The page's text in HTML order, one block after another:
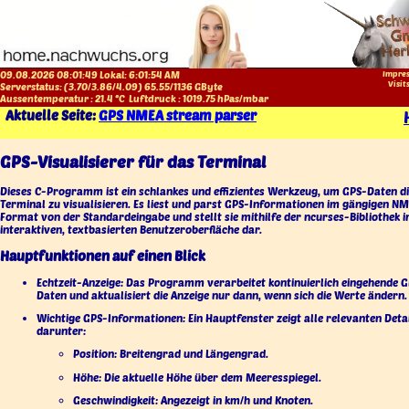
09.08.2026 08:01:49 Lokal:6:01:55 AM
Serverstatus: (3.70/3.86/4.09)65.55/1136GByte
Aussentemperatur :21.4 °C Luftdruck :1019.75hPas/mbar
Aktuelle Seite:GPS NMEA stream parser
GPS-Visualisierer für das Terminal
Dieses C-Programm ist ein schlankes und effizientes Werkzeug, um GPS-Daten
Terminal zu visualisieren. Es liest und parst GPS-Informationen im gängigen
Format von der Standardeingabe und stellt sie mithilfe der ncurses-Bibliothek
interaktiven, textbasierten Benutzeroberfläche dar.
Hauptfunktionen auf einen Blick
Echtzeit-Anzeige: Das Programm verarbeitet kontinuierlich eingehende
Daten und aktualisiert die Anzeige nur dann, wenn sich die Werte ändern.
Wichtige GPS-Informationen: Ein Hauptfenster zeigt alle relevanten
darunter:
Position: Breitengrad und Längengrad.
Höhe: Die aktuelle Höhe über dem Meeresspiegel.
Geschwindigkeit: Angezeigt in km/h und Knoten.